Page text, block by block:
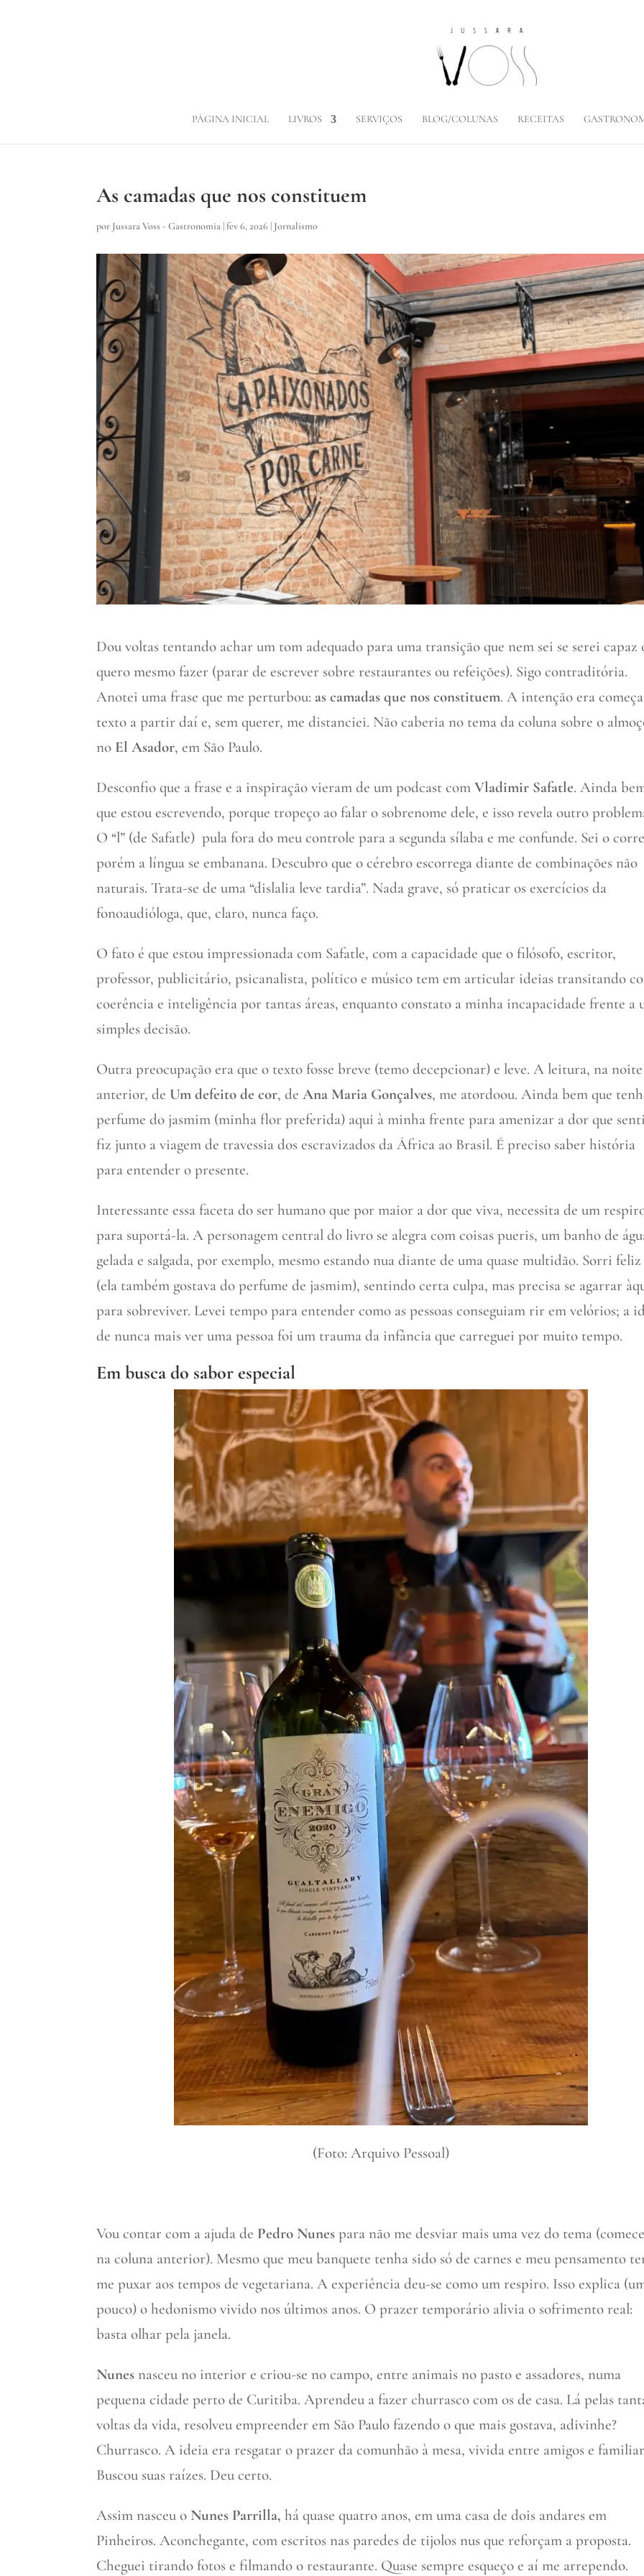
PÁGINA INICIAL LIVROS SERVIÇOS BLOG/COLUNAS RECEITAS
As camadas que nos constituem
por Jussara Voss - Gastronomia |fev 6, 2026 | Jornalismo
Dou voltas tentando achar um tom adequado para uma transição que nem sei se serei capaz
quero mesmo fazer (parar de escrever sobre restaurantes ou refeições). Sigo contraditória.
Anotei uma frase que me perturbou: as camadas que nos constituem. A intenção era
texto a partir daí e, sem querer, me distanciei. Não caberia no tema da coluna sobre o
no El Asador, em São Paulo.
Desconfio que a frase e a inspiração vieram de um podcast comVladimir Safatle. Ainda
que estou escrevendo, porque tropeço ao falar o sobrenome dele, e isso revela outro
O “l” (de Safatle) pula fora do meu controle para a segunda sílaba e me confunde. Sei o
porém a língua se embanana. Descubro que o cérebro escorrega diante de combinações não
naturais. Trata-se de uma “dislalia leve tardia”. Nada grave, só praticar os exercícios da
fonoaudióloga, que, claro, nunca faço.
O fato é que estou impressionada com Safatle, com a capacidade que o filósofo, escritor,
professor, publicitário, psicanalista, político e músico tem em articular ideias transitando
coerência e inteligência por tantas áreas, enquanto constato a minha incapacidade frente a
simples decisão.
Outra preocupação era que o texto fosse breve (temo decepcionar) e leve. A leitura, na noite
anterior, de Um defeito de cor, deAna Maria Gonçalves, me atordoou. Ainda bem que
perfume do jasmim (minha flor preferida) aqui à minha frente para amenizar a dor que
fiz junto a viagem de travessia dos escravizados da África ao Brasil. É preciso saber história
para entender o presente.
Interessante essa faceta do ser humano que por maior a dor que viva, necessita de um
para suportá-la. A personagem central do livro se alegra com coisas pueris, um banho de
gelada e salgada, por exemplo, mesmo estando nua diante de uma quase multidão. Sorri feliz
(ela também gostava do perfume de jasmim), sentindo certa culpa, mas precisa se agarrar
para sobreviver. Levei tempo para entender como as pessoas conseguiam rir em velórios; a
de nunca mais ver uma pessoa foi um trauma da infância que carreguei por muito tempo.
Em busca do sabor especial
(Foto: Arquivo Pessoal)
Vou contar com a ajuda de Pedro Nunes para não me desviar mais uma vez do tema
na coluna anterior). Mesmo que meu banquete tenha sido só de carnes e meu pensamento
me puxar aos tempos de vegetariana. A experiência deu-se como um respiro. Isso explica
pouco) o hedonismo vivido nos últimos anos. O prazer temporário alivia o sofrimento real:
basta olhar pela janela.
Nunes nasceu no interior e criou-se no campo, entre animais no pasto e assadores, numa
pequena cidade perto de Curitiba. Aprendeu a fazer churrasco com os de casa. Lá pelas
voltas da vida, resolveu empreender em São Paulo fazendo o que mais gostava, adivinhe?
Churrasco. A ideia era resgatar o prazer da comunhão à mesa, vivida entre amigos e
Buscou suas raízes. Deu certo.
Assim nasceu o Nunes Parrilla,há quase quatro anos, em uma casa de dois andares em
Pinheiros. Aconchegante, com escritos nas paredes de tijolos nus que reforçam a proposta.
Cheguei tirando fotos e filmando o restaurante. Quase sempre esqueço e aí me arrependo.